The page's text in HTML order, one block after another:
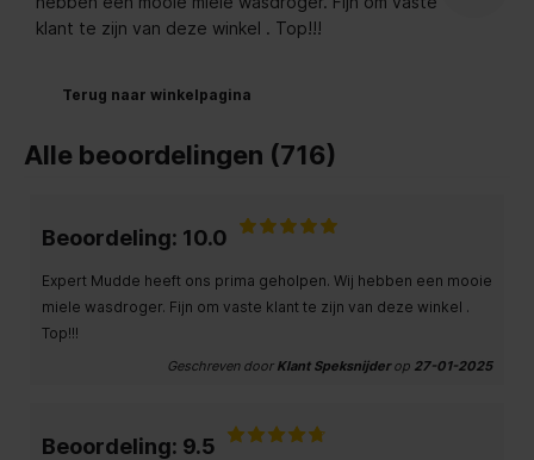
klant te zijn van deze winkel . Top!!!
Terug naar winkelpagina
Alle beoordelingen (716)
Beoordeling: 10.0
Expert Mudde heeft ons prima geholpen. Wij hebben een mooie
miele wasdroger. Fijn om vaste klant te zijn van deze winkel .
Top!!!
Geschreven door Klant Speksnijderop 27-01-2025
Beoordeling: 9.5